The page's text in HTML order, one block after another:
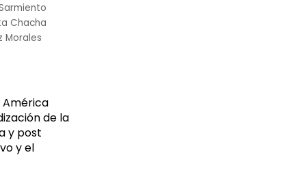
Chacha
Morales
América
de la
y post
y el